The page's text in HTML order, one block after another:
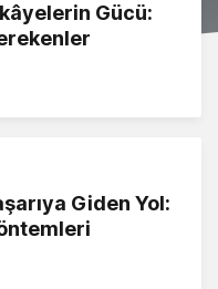
Gücü:
Giden Yol: